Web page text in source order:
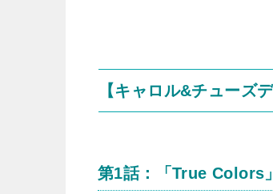
【キャロル&チューズ
第1話：「True Colors」